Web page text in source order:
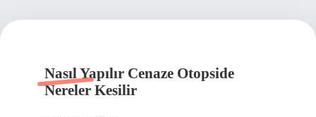
Nasıl Yapılır Cenaze Otopside
Nereler Kesilir